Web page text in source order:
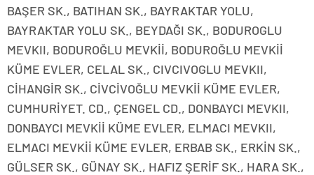
BAŞER SK., BATIHAN SK., BAYRAKTAR YOLU,
BAYRAKTAR YOLU SK., BEYDAĞI SK., BODUROGLU
MEVKII, BODUROĞLU MEVKİİ, BODUROĞLU MEVKİİ
KÜME EVLER, CELAL SK., CIVCIVOGLU MEVKII,
CİHANGİR SK., CİVCİVOĞLU MEVKİİ KÜME EVLER,
CUMHURİYET. CD., ÇENGEL CD., DONBAYCI MEVKII,
DONBAYCI MEVKİİ KÜME EVLER, ELMACI MEVKII,
ELMACI MEVKİİ KÜME EVLER, ERBAB SK., ERKİN SK.,
GÜLSER SK., GÜNAY SK., HAFIZ ŞERİF SK., HARA SK.,